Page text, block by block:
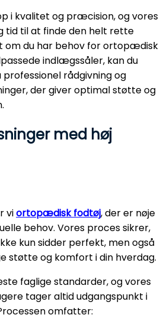
i kvalitet og præcision, og vores
tid til at finde den helt rette
om du har behov for ortopædisk
indlægssåler, kan du
rådgivning og
der giver optimal støtte og
med høj
viortopædisk fodtøj, der er nøje
behov. Vores proces sikrer,
kun sidder perfekt, men også
støtte og komfort i din hverdag.
faglige standarder, og vores
tager altid udgangspunkt i
omfatter: